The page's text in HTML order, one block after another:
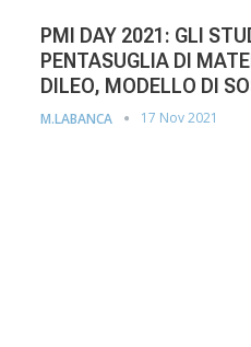
PMI DAY 2021: GLI
PENTASUGLIA DI
DILEO, MODELLO DI
M.LABANCA 17 Nov 2021